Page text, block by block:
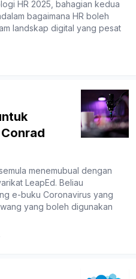
HR 2025, bahagian kedua
bagaimana HR boleh
landskap digital yang pesat
menemubual dengan
LeapEd. Beliau
e-buku Coronavirus yang
yang boleh digunakan